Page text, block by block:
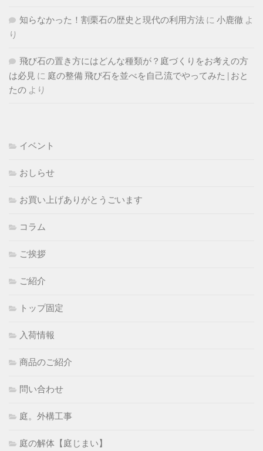
知らなかった！割栗石の歴史と現代の利用方法 に 小鹿徹 よ
り
飛び石の置き方にはどんな種類が？庭づくりをお考えの方
は必見 に 庭の整備 飛び石を並べを自己流でやってみた | おと
たの より
イベント
おしらせ
お買い上げありがとうごいます
コラム
ご挨拶
ご紹介
トップ固定
入荷情報
商品のご紹介
問い合わせ
庭。外構工事
庭の解体【庭じまい】